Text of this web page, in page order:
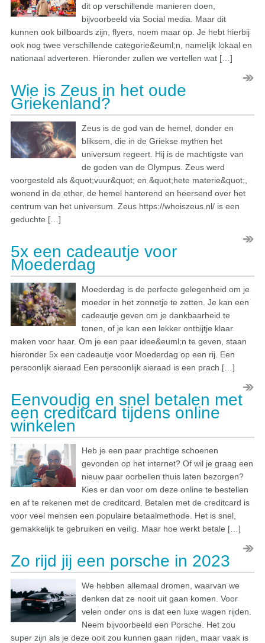
dit op verschillende manieren doen,
bijvoorbeeld via Social media. Maar dit
kunnen ook billboards zijn, flyers, noem maar op. Je hebt hierbij
ook nog twee verschillende categorie&euml;n, namelijk lokaal en
nationaal adverteren. Hieronder zullen we vertellen wat […]
Wie is Zeus in het oude
Griekenland?
Zeus is de god van de hemel, donder en
bliksem, die in de Griekse mythen het
universum regeert. Hij is de machtigste van
de goden van de Olympus. Zeus werd
voorgesteld als &quot;vuur&quot; en &quot;hete materie&quot;,
wonend in de ether, de hemel hanterend en heersend over het
centrum van het universum. Zeus https://whoiszeus.nl/ is een
geduchte […]
5x een cadeautje voor
Moederdag
Moederdag is de perfecte gelegenheid om je
moeder in het zonnetje te zetten. Je kan een
cadeautje geven om je dankbaarheid te
tonen, of je kan een lekker ontbijtje klaar
maken voor haar. Om je een paar idee&euml;n te geven, staan
hieronder 5x een cadeautje voor Moederdag op een rij. Een
persoonlijk sieraad Een persoonlijk sieraad is een prach […]
Eenvoudig en snel betalen met
een creditcard tijdens online
winkelen
Heb je een paar prachtige schoenen
gevonden op het internet? Of wil je graag een
nieuw paar oorbellen thuis laten bezorgen?
Kies er dan voor om deze online te bestellen
en af te rekenen met de creditcard. Betalen met de creditcard is
voor veel mensen een populaire betaalmethode. Het is snel,
gemakkelijk te gebruiken en veilig. Maar hoe werkt betale […]
Zo rijd jij een porsche in 2023
We hebben allemaal dromen, waarvan we
denken dat ze nooit uit gaan komen. Voor
velen onder ons is dat een luxe wagen rijden.
Neem bijvoorbeeld een Porsche. Het zou
super zijn als je deze ooit zou kunnen gaan rijden, maar vaak is